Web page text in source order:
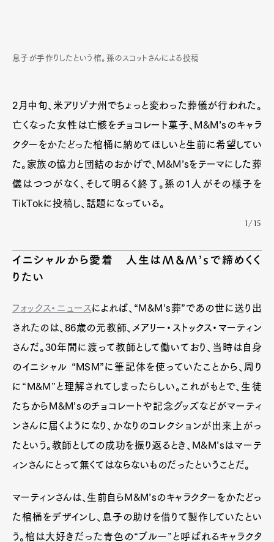
息子が手作りしたという棺。孫のスコットさんによる投稿
2月中旬、米アリゾナ州でちょっと変わった葬儀が行われた。
亡くなった女性は亡骸をチョコレート菓子、M&M’sのキャラ
クターをかたどった棺桶に納めてほしいと生前に希望してい
た。家族の協力と団結のおかげで、M&M’sをテーマにした葬
儀はつつがなく、そして明るく終了。孫の1人がその様子を
TikTokに投稿し、話題になっている。
1/15
イニシャルから愛着 人生はM&M’sで締めくく
りたい
フォックス・ニュースによれば、“M&M’s葬”であの世に送り出
されたのは、86歳の元教師、メアリー・ストックス・マーティン
さんだ。30年間に渡って教師として働いており、当時は自身
のイニシャル “MSM”に筆記体を使っていたことから、周り
に“M&M”と理解されてしまったらしい。これがもとで、生徒
たちからM&M’sのチョコレートや記念グッズなどがマーティ
ンさんに届くようになり、かなりのコレクションが出来上がっ
たという。教師としての成功を振り返るとき、M&M’sはマーテ
ィンさんにとって無くてはならないものだったということだ。
マーティンさんは、生前自らM&M’sのキャラクターをかたどっ
た棺桶をデザインし、息子の助けを借りて製作していたとい
う。棺は大好きだった青色の“ブルー”と呼ばれるキャラクタ